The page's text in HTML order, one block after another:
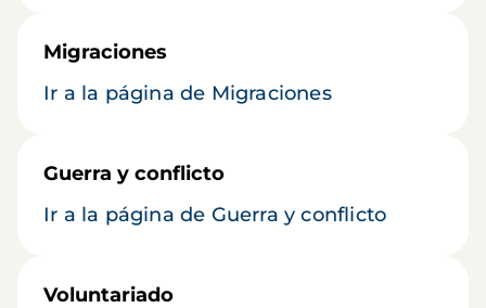
Migraciones
Ir a la página de Migraciones
Guerra y conflicto
Ir a la página de Guerra y conflicto
Voluntariado